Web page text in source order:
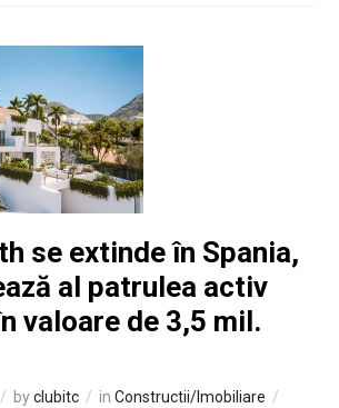
se extinde în Spania,
al patrulea activ
valoare de 3,5 mil.
byclubitc in Constructii/Imobiliare